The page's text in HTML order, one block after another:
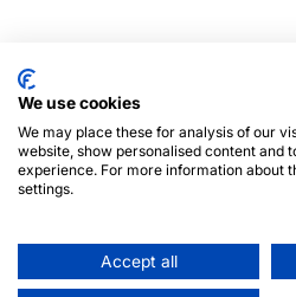
We use cookies
We may place these for analysis of our
website, show personalised content and
experience. For more information about
settings.
Accept all